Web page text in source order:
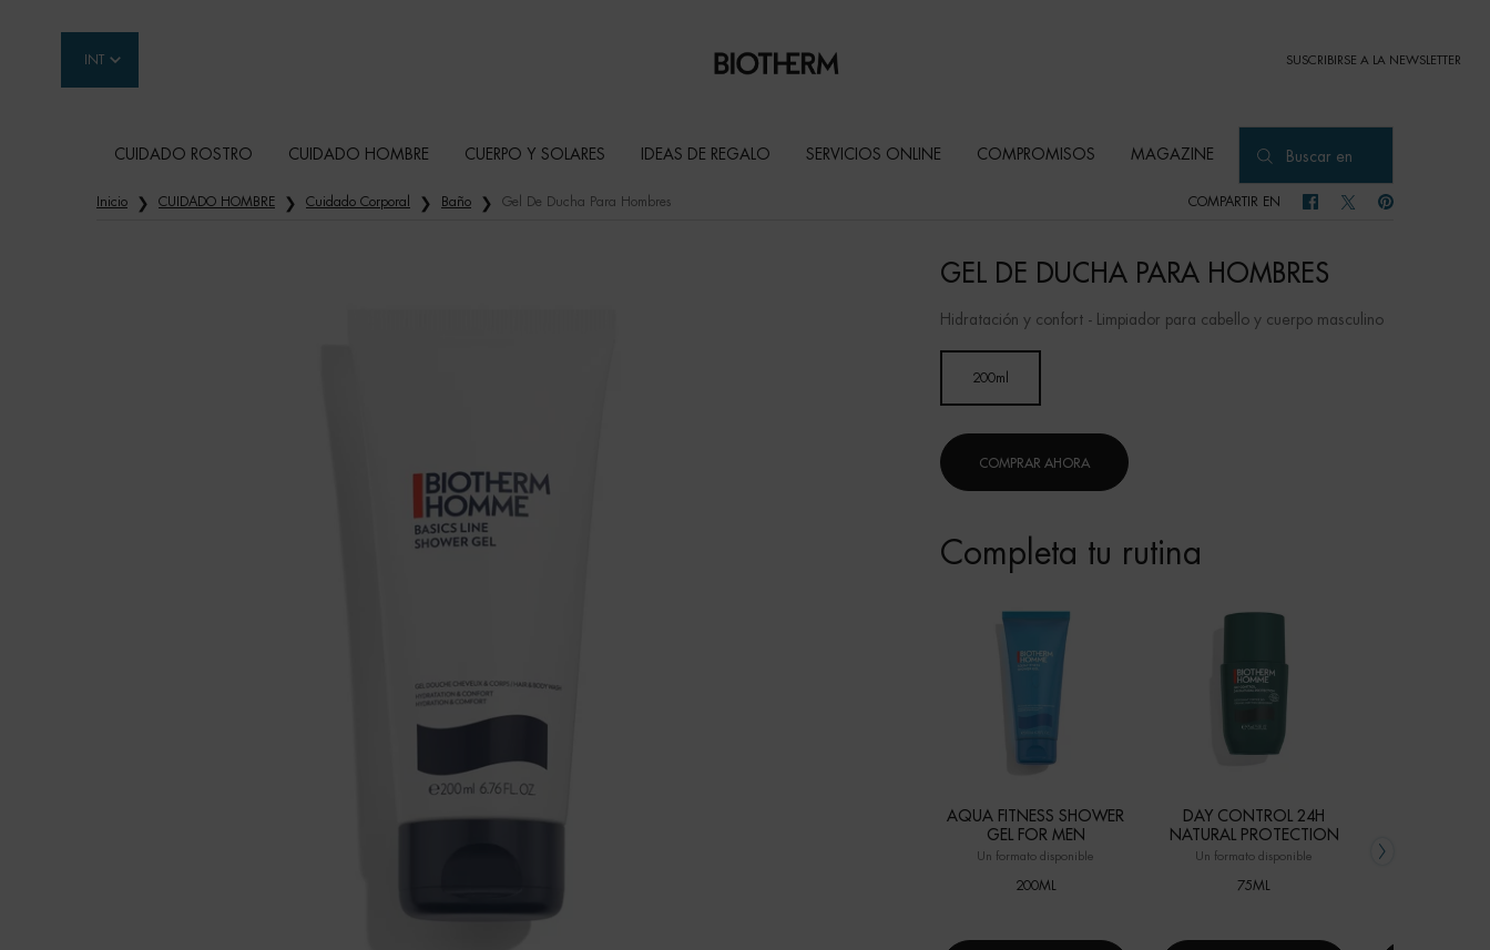
INT SUSCRIBIRSE A LA NEWSLETTER
CUIDADO ROSTRO CUIDADO HOMBRE CUERPO Y SOLARES IDEAS DE REGALO SERVICIOS ONLINE COMPROMISOS MAGAZINE Buscar en
Contenido principal
Inicio CUIDADO HOMBRE Cuidado Corporal Baño Gel De Ducha Para Hombres COMPARTIR EN COMPARTIR EN FACEBOOK
COMPARTIR EN TWITTER
COMPARTIR EN
GEL DE DUCHA PARA HOMBRES
Hidratación y confort - Limpiador para cabello y cuerpo masculino
Selected
200ml
, 1 of 1
COMPRAR AHORA
Completa tu rutina
AQUA FITNESS SHOWER
GEL FOR MEN
Un formato disponible
200ML
DAY CONTROL 24H
NATURAL PROTECTION
Un formato disponible
75ML